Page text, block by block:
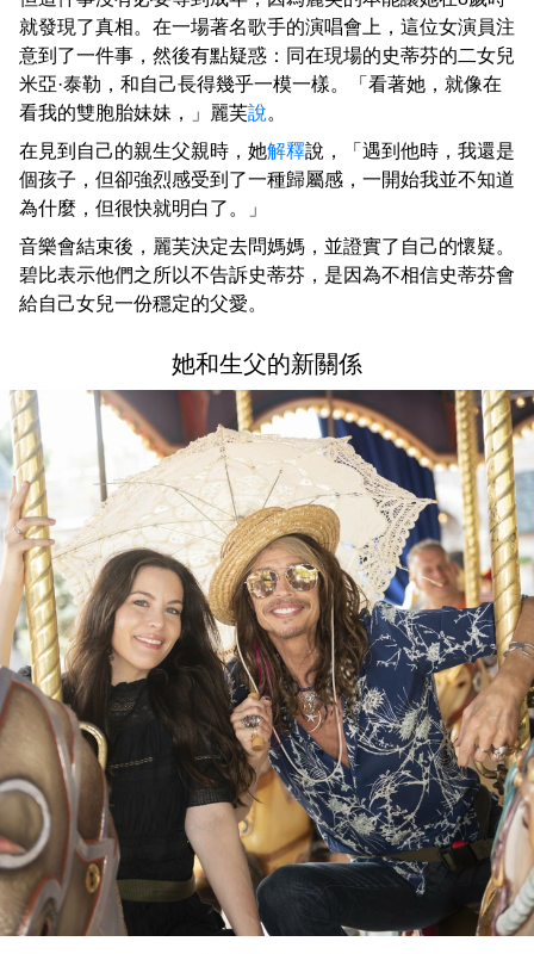
就發現了真相。在一場著名歌手的演唱會上，這位女演員注
意到了一件事，然後有點疑惑：同在現場的史蒂芬的二女兒
米亞·泰勒，和自己長得幾乎一模一樣。「看著她，就像在
看我的雙胞胎妹妹，」麗芙說。
在見到自己的親生父親時，她解釋說，「遇到他時，我還是
個孩子，但卻強烈感受到了一種歸屬感，一開始我並不知道
為什麼，但很快就明白了。」
音樂會結束後，麗芙決定去問媽媽，並證實了自己的懷疑。
碧比表示他們之所以不告訴史蒂芬，是因為不相信史蒂芬會
給自己女兒一份穩定的父愛。
她和生父的新關係